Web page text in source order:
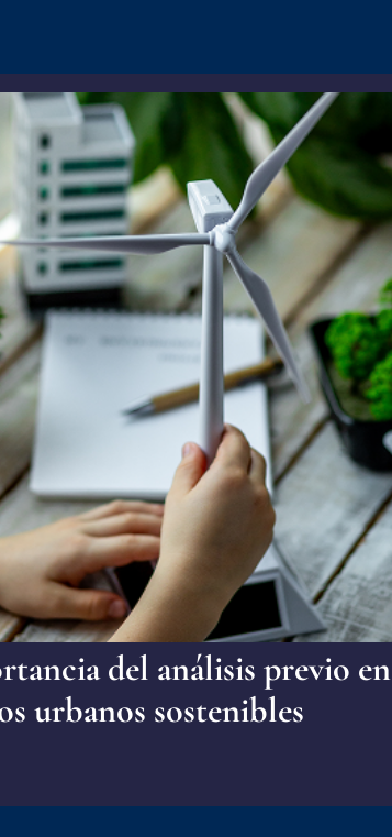
del análisis previo en
urbanos sostenibles